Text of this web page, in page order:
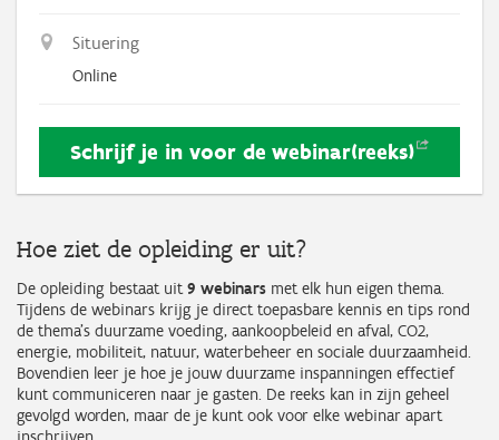
Situering
Online
Schrijf je in voor de webinar(reeks)
Hoe ziet de opleiding er uit?
De opleiding bestaat uit9 webinars met elk hun eigen thema.
Tijdens de webinars krijg je direct toepasbare kennis en tips rond
de thema’s duurzame voeding, aankoopbeleid en afval, CO2,
energie, mobiliteit, natuur, waterbeheer en sociale duurzaamheid.
Bovendien leer je hoe je jouw duurzame inspanningen effectief
kunt communiceren naar je gasten. De reeks kan in zijn geheel
gevolgd worden, maar de je kunt ook voor elke webinar apart